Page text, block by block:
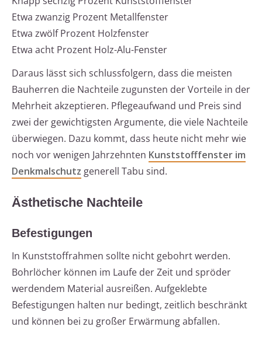
Etwa zwanzig Prozent Metallfenster
Etwa zwölf Prozent Holzfenster
Etwa acht Prozent Holz-Alu-Fenster
Daraus lässt sich schlussfolgern, dass die meisten
Bauherren die Nachteile zugunsten der Vorteile in der
Mehrheit akzeptieren. Pflegeaufwand und Preis sind
zwei der gewichtigsten Argumente, die viele Nachteile
überwiegen. Dazu kommt, dass heute nicht mehr wie
noch vor wenigen Jahrzehnten Kunststofffenster im
Denkmalschutz generell Tabu sind.
Ästhetische Nachteile
Befestigungen
In Kunststoffrahmen sollte nicht gebohrt werden.
Bohrlöcher können im Laufe der Zeit und spröder
werdendem Material ausreißen. Aufgeklebte
Befestigungen halten nur bedingt, zeitlich beschränkt
und können bei zu großer Erwärmung abfallen.